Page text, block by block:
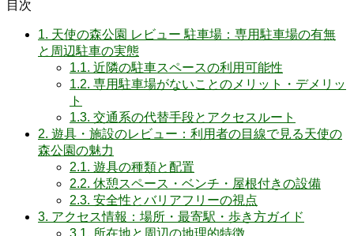
目次
1. 天使の森公園 レビュー 駐車場：専用駐車場の有無
と周辺駐車の実態
1.1. 近隣の駐車スペースの利用可能性
1.2. 専用駐車場がないことのメリット・デメリッ
ト
1.3. 交通系の代替手段とアクセスルート
2. 遊具・施設のレビュー：利用者の目線で見る天使の
森公園の魅力
2.1. 遊具の種類と配置
2.2. 休憩スペース・ベンチ・屋根付きの設備
2.3. 安全性とバリアフリーの視点
3. アクセス情報：場所・最寄駅・歩き方ガイド